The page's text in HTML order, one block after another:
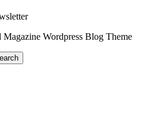
Magazine Wordpress Blog Theme